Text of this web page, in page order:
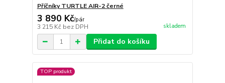
Příčníky TURTLE AIR-2 černé
3 890 Kč/pár
3 215 Kč bez DPH skladem
Přidat do košíku
TOP produkt